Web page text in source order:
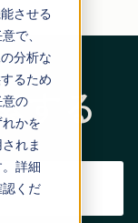
させる
で、
分析な
るため
の
かを
れま
詳細
くだ
する